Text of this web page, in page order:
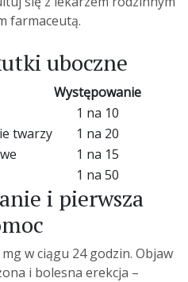
farmaceutą.
uboczne
Występowanie
1 na 10
twarzy
1 na 20
1 na 15
1 na 50
i pierwsza
w ciągu 24 godzin. Objaw
i bolesna erekcja –